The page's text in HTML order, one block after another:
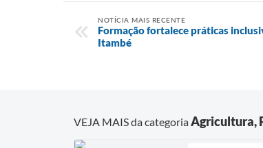
NOTÍCIA MAIS RECENTE
Formação fortalece práticas
Itambé
VEJA MAIS da categoriaAgricultura,